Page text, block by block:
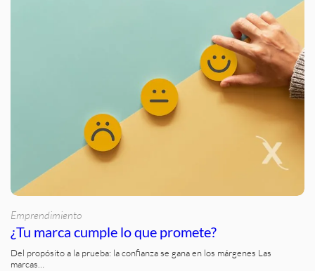
Emprendimiento
¿Tu marca cumple lo que promete?
Del propósito a la prueba: la confianza se gana en los márgenes Las
marcas…